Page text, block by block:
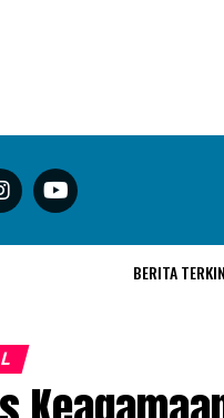
BERITA